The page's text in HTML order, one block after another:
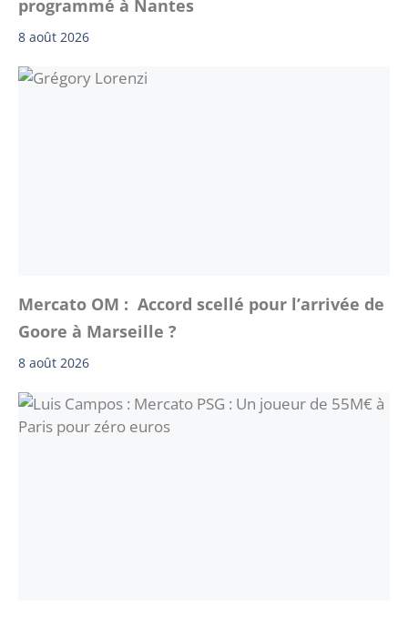
programmé à Nantes
8 août 2026
Mercato OM : Accord scellé pour l’arrivée de
Goore à Marseille ?
8 août 2026